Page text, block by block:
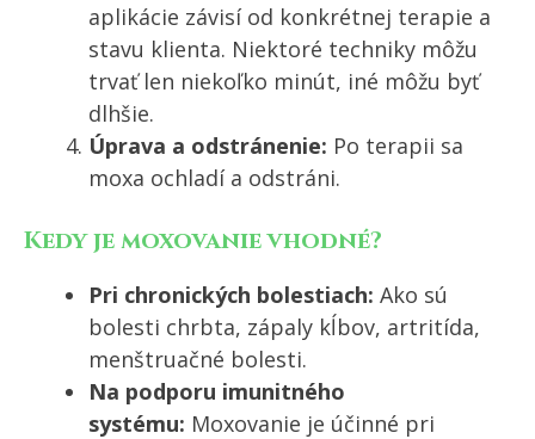
aplikácie závisí od konkrétnej terapie a
stavu klienta. Niektoré techniky môžu
trvať len niekoľko minút, iné môžu byť
dlhšie.
Úprava a odstránenie: Po terapii sa
moxa ochladí a odstráni.
Kedy je moxovanie vhodné?
Pri chronických bolestiach: Ako sú
bolesti chrbta, zápaly kĺbov, artritída,
menštruačné bolesti.
Na podporu imunitného
systému: Moxovanie je účinné pri